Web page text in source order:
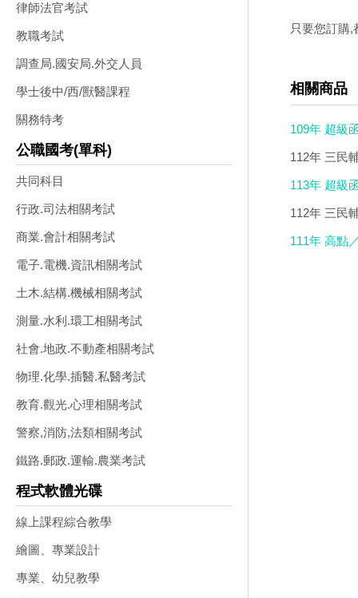
律師法官考試
教職考試
調查局.國安局.外交人員
學士後中/西/獸醫課程
關務特考
公職國考(單科)
共同科目
行政.司法相關考試
商業.會計相關考試
電子.電機.資訊相關考試
土木.結構.機械相關考試
測量.水利.環工相關考試
社會.地政.不動產相關考試
物理.化學.插醫.私醫考試
教育.觀光.心理相關考試
警察,消防,法類相關考試
鐵路.郵政.運輸.農業考試
程式軟體光碟
線上課程綜合教學
繪圖、專業設計
專業、幼兒教學
只要您訂購
相關商品
109年 超級
4900)
112年 三民
(特價4200)
113年 超級
112年 三民
(23片裝)(特
111年 高點